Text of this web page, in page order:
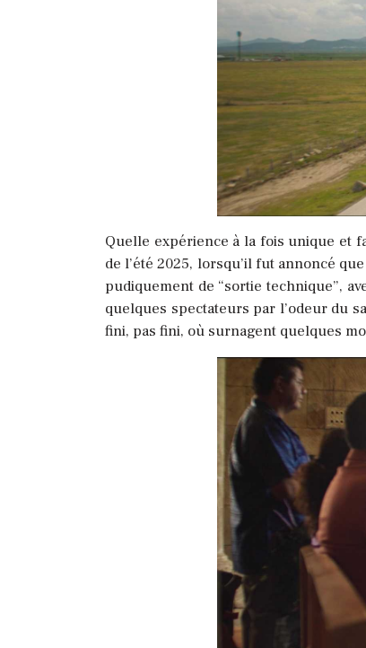
Quelle expérience à la fois unique et
de l’été 2025, lorsqu’il fut annoncé
pudiquement de “sortie technique”,
quelques spectateurs par l’odeur du
fini, pas fini, où surnagent quelques